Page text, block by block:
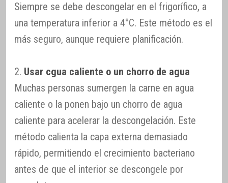
Siempre se debe descongelar en el frigorífico, a
una temperatura inferior a 4°C. Este método es el
más seguro, aunque requiere planificación.
2. Usar cgua caliente o un chorro de agua
Muchas personas sumergen la carne en agua
caliente o la ponen bajo un chorro de agua
caliente para acelerar la descongelación. Este
método calienta la capa externa demasiado
rápido, permitiendo el crecimiento bacteriano
antes de que el interior se descongele por